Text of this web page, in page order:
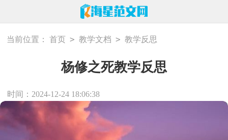
当前位置： 首页 > 教学文档 > 教学反思
杨修之死教学反思
时间：2024-12-24 18:06:38